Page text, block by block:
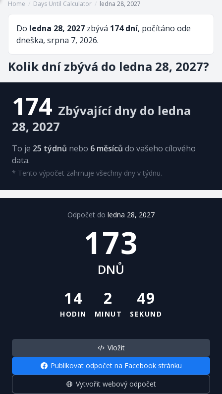
Home / Days Until Calculator / ledna 28, 2027
Do ledna 28, 2027 zbývá 174 dní, počítáno ode
dneška, srpna 7, 2026.
Kolik dní zbývá do ledna 28, 2027?
174 Zbývající dny do ledna
28, 2027
To je 25 týdnů nebo 6 měsíců do vašeho cílového
data.
* Tento výpočet zahrnuje všechny dny v týdnu.
Odpočet do ledna 28, 2027
173
DNŮ
14
HODIN
2
MINUT
49
SEKUND
Vložit
Publikovat odpočet na Facebook stránku
Vytvořit webový odpočet